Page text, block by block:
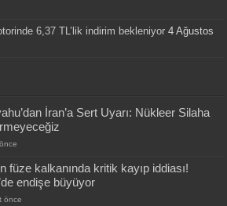
6,37 TL’lik indirim bekleniyor 4 Ağustos
İran’a Sert Uyarı: Nükleer Silaha
füze kalkanında kritik kayıp iddiası!
endişe büyüyor
önce